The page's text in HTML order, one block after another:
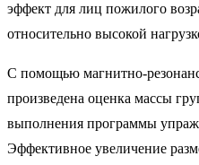
эффект для лиц пожилого
относительно высокой
С помощью магнитно-
произведена оценка массы
выполнения программы
Эффективное увеличение